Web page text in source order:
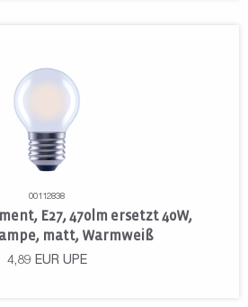
00112838
E27, 470lm ersetzt 40W,
matt, Warmweiß
4,89 EUR UPE